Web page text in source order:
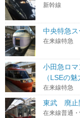
新幹線
中央特急
在来線特急
小田急ロ
（LSEの魅
在来線特急
東武 廃止
在来線普通